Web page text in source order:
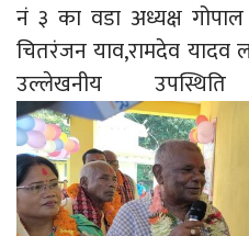
नं ३ का वडा अध्यक्ष
चितरंजन याव,रामदेव यादव
उल्लेखनीय